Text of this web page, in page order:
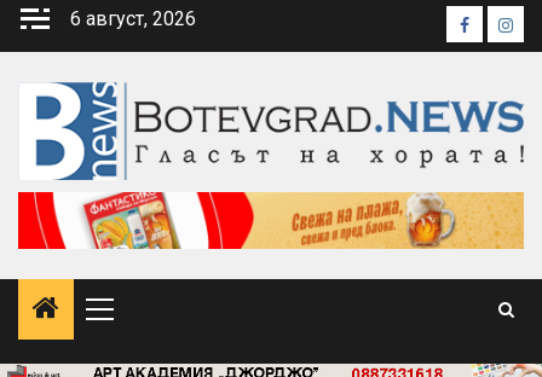
Skip
6 август, 2026 Facebook
Primary